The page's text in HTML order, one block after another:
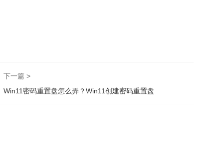
下一篇 >
Win11密码重置盘怎么弄？Win11创建密码重置盘